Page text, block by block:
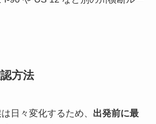
方法
日々変化するため、 出発前に最